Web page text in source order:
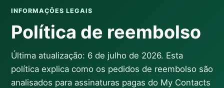
INFORMAÇÕES LEGAIS
Política de reembolso
Última atualização: 6 de julho de 2026. Esta
política explica como os pedidos de reembolso são
analisados para assinaturas pagas do My Contacts